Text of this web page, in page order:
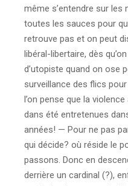
même s’entendre sur
toutes les sauces pour
retrouve pas et on peut
libéral-libertaire, dès
d’utopiste quand on ose
surveillance des flics
l’on pense que la
dans été entretenues
années! — Pour ne pas
qui décide? où réside le
passons. Donc en
derrière un cardinal (?),